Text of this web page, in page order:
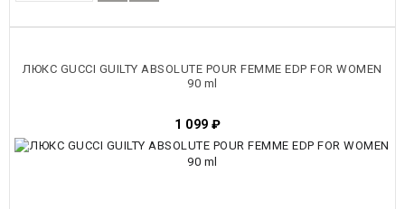
ЛЮКС GUCCI GUILTY ABSOLUTE POUR FEMME EDP FOR WOMEN
90 ml
1 099 ₽